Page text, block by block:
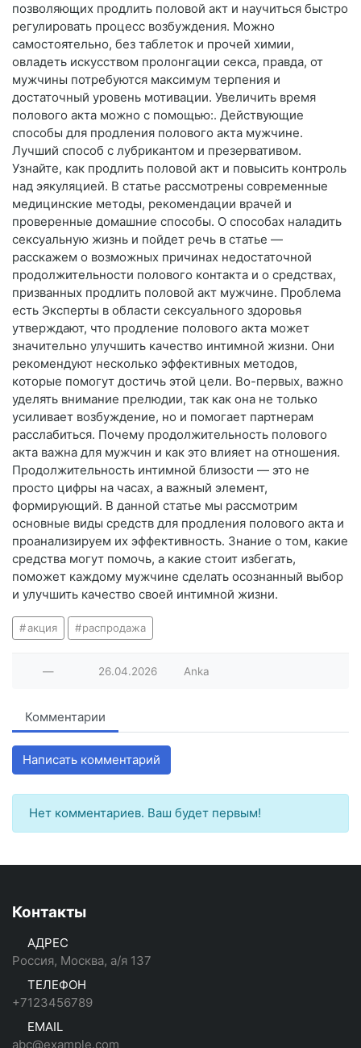
позволяющих продлить половой акт и научиться быстро
регулировать процесс возбуждения. Можно
самостоятельно, без таблеток и прочей химии,
овладеть искусством пролонгации секса, правда, от
мужчины потребуются максимум терпения и
достаточный уровень мотивации. Увеличить время
полового акта можно с помощью:. Действующие
способы для продления полового акта мужчине.
Лучший способ с лубрикантом и презервативом.
Узнайте, как продлить половой акт и повысить контроль
над эякуляцией. В статье рассмотрены современные
медицинские методы, рекомендации врачей и
проверенные домашние способы. О способах наладить
сексуальную жизнь и пойдет речь в статье —
расскажем о возможных причинах недостаточной
продолжительности полового контакта и о средствах,
призванных продлить половой акт мужчине. Проблема
есть Эксперты в области сексуального здоровья
утверждают, что продление полового акта может
значительно улучшить качество интимной жизни. Они
рекомендуют несколько эффективных методов,
которые помогут достичь этой цели. Во-первых, важно
уделять внимание прелюдии, так как она не только
усиливает возбуждение, но и помогает партнерам
расслабиться. Почему продолжительность полового
акта важна для мужчин и как это влияет на отношения.
Продолжительность интимной близости — это не
просто цифры на часах, а важный элемент,
формирующий. В данной статье мы рассмотрим
основные виды средств для продления полового акта и
проанализируем их эффективность. Знание о том, какие
средства могут помочь, а какие стоит избегать,
поможет каждому мужчине сделать осознанный выбор
и улучшить качество своей интимной жизни.
акция распродажа
— 26.04.2026 Anka
Комментарии
Написать комментарий
Нет комментариев. Ваш будет первым!
Контакты
АДРЕС
Россия, Москва, а/я 137
ТЕЛЕФОН
+7123456789
EMAIL
abc@example.com